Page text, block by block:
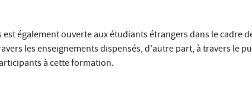
également ouverte aux étudiants étrangers dans le cadre
les enseignements dispensés, d'autre part, à travers
à cette formation.